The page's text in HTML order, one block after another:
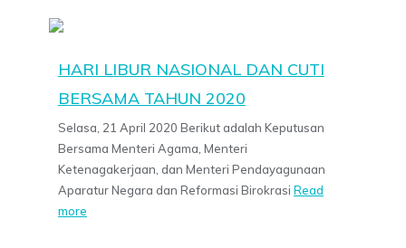
HARI LIBUR NASIONAL DAN CUTI
BERSAMA TAHUN 2020
Selasa, 21 April 2020 Berikut adalah Keputusan
Bersama Menteri Agama, Menteri
Ketenagakerjaan, dan Menteri Pendayagunaan
Aparatur Negara dan Reformasi Birokrasi Read
more